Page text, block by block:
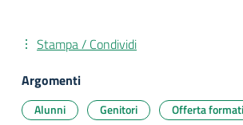
Stampa / Condividi
Argomenti
Alunni Genitori Offerta